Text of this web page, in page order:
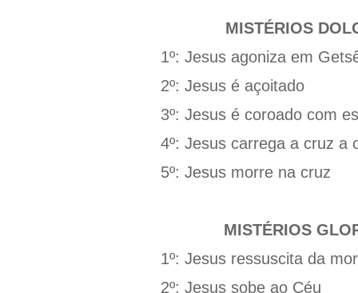
MISTÉRIOS
1º: Jesus agoniza em
2º: Jesus é açoitado
3º: Jesus é coroado com
4º: Jesus carrega a cruz a
5º: Jesus morre na cruz
MISTÉRIOS
1º: Jesus ressuscita da
2º: Jesus sobe ao Céu